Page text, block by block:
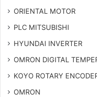
ORIENTAL MOTOR
PLC MITSUBISHI
HYUNDAI INVERTER
OMRON DIGITAL
KOYO ROTARY
OMRON